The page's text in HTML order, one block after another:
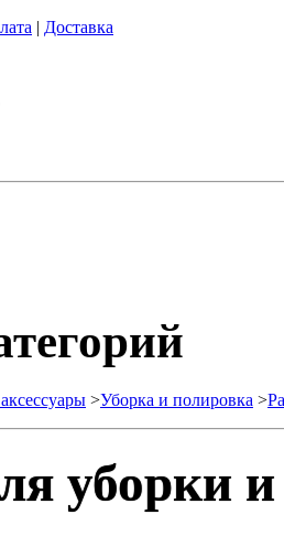
| Доставка
>Уборка и полировка >
уборки